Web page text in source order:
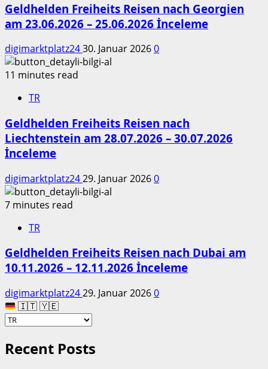
Geldhelden Freiheits Reisen nach Georgien
am 23.06.2026 – 25.06.2026 İnceleme
digimarktplatz2430. Januar 20260
11 minutes read
TR
Geldhelden Freiheits Reisen nach
Liechtenstein am 28.07.2026 – 30.07.2026
İnceleme
digimarktplatz2429. Januar 20260
7 minutes read
TR
Geldhelden Freiheits Reisen nach Dubai am
10.11.2026 – 12.11.2026 İnceleme
digimarktplatz2429. Januar 20260
🇮🇹 🇾🇪
Recent Posts